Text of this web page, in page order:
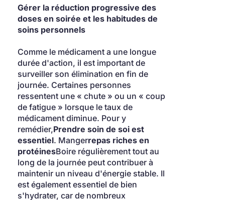
Gérer la réduction progressive des
doses en soirée et les habitudes de
soins personnels
Comme le médicament a une longue
durée d'action, il est important de
surveiller son élimination en fin de
journée. Certaines personnes
ressentent une « chute » ou un « coup
de fatigue » lorsque le taux de
médicament diminue. Pour y
remédier,Prendre soin de soi est
essentiel. Mangerrepas riches en
protéinesBoire régulièrement tout au
long de la journée peut contribuer à
maintenir un niveau d'énergie stable. Il
est également essentiel de bien
s'hydrater, car de nombreux